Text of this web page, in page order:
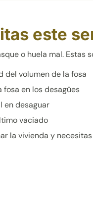
este
o huela mal. Estas
del volumen de la fosa
en los desagües
en desaguar
vaciado
la vivienda y